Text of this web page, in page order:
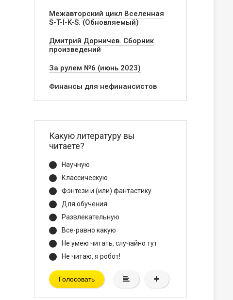
Межавторский цикл Вселенная
S-T-I-K-S. (Обновляемый)
Дмитрий Дорничев. Сборник
произведений
За рулем №6 (июнь 2023)
Финансы для нефинансистов
Какую литературу вы
читаете?
Научную
Классическую
Фэнтези и (или) фантастику
Для обучения
Развлекательную
Все-равно какую
Не умею читать, случайно тут
Не читаю, я робот!
Голосовать